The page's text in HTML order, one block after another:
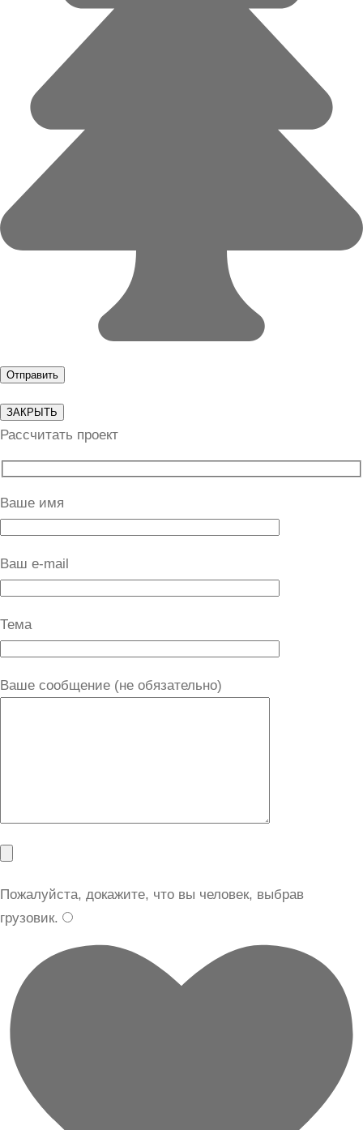
ЗАКРЫТЬ
Рассчитать проект
Ваше имя
Ваш e-mail
Тема
Ваше сообщение (не обязательно)
Пожалуйста, докажите, что вы человек, выбрав
грузовик.